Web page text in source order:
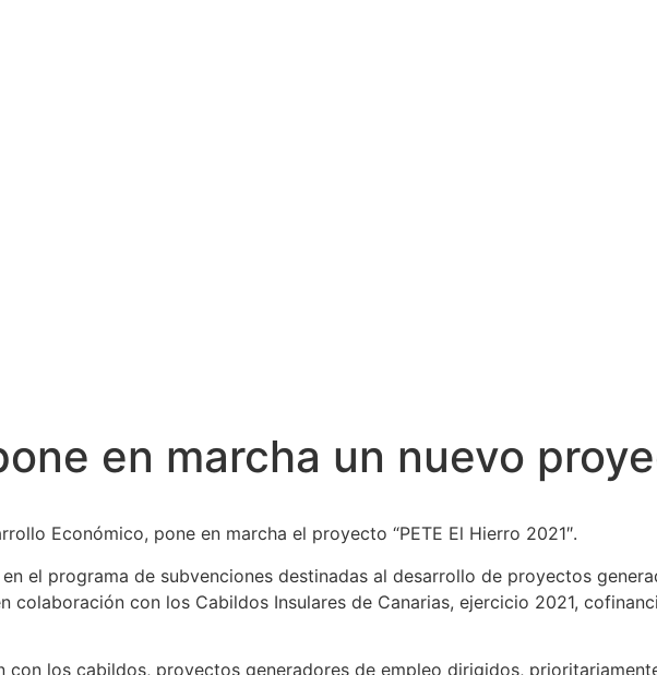
en marcha un nuevo
Económico, pone en marcha el proyecto “PETE El Hierro 2021″.
el programa de subvenciones destinadas al desarrollo de proyectos
con los Cabildos Insulares de Canarias, ejercicio 2021,
los cabildos, proyectos generadores de empleo dirigidos,